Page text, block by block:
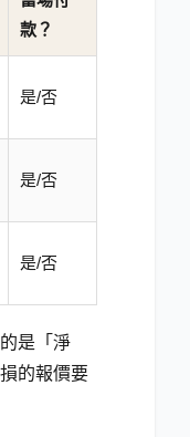
款？
是/否
是/否
是/否
是「淨
的報價要